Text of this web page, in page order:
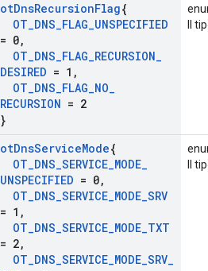
otDnsRecursionFlag{
OT_DNS_FLAG_UNSPECIFIED
= 0,
OT_DNS_FLAG_RECURSION_
DESIRED = 1 ,
OT_DNS_FLAG_NO_
RECURSION = 2
}
Il
otDnsServiceMode{
OT_DNS_SERVICE_MODE_
UNSPECIFIED = 0,
OT_DNS_SERVICE_MODE_SRV
= 1 ,
OT_DNS_SERVICE_MODE_TXT
= 2,
OT_DNS_SERVICE_MODE_SRV_
Il